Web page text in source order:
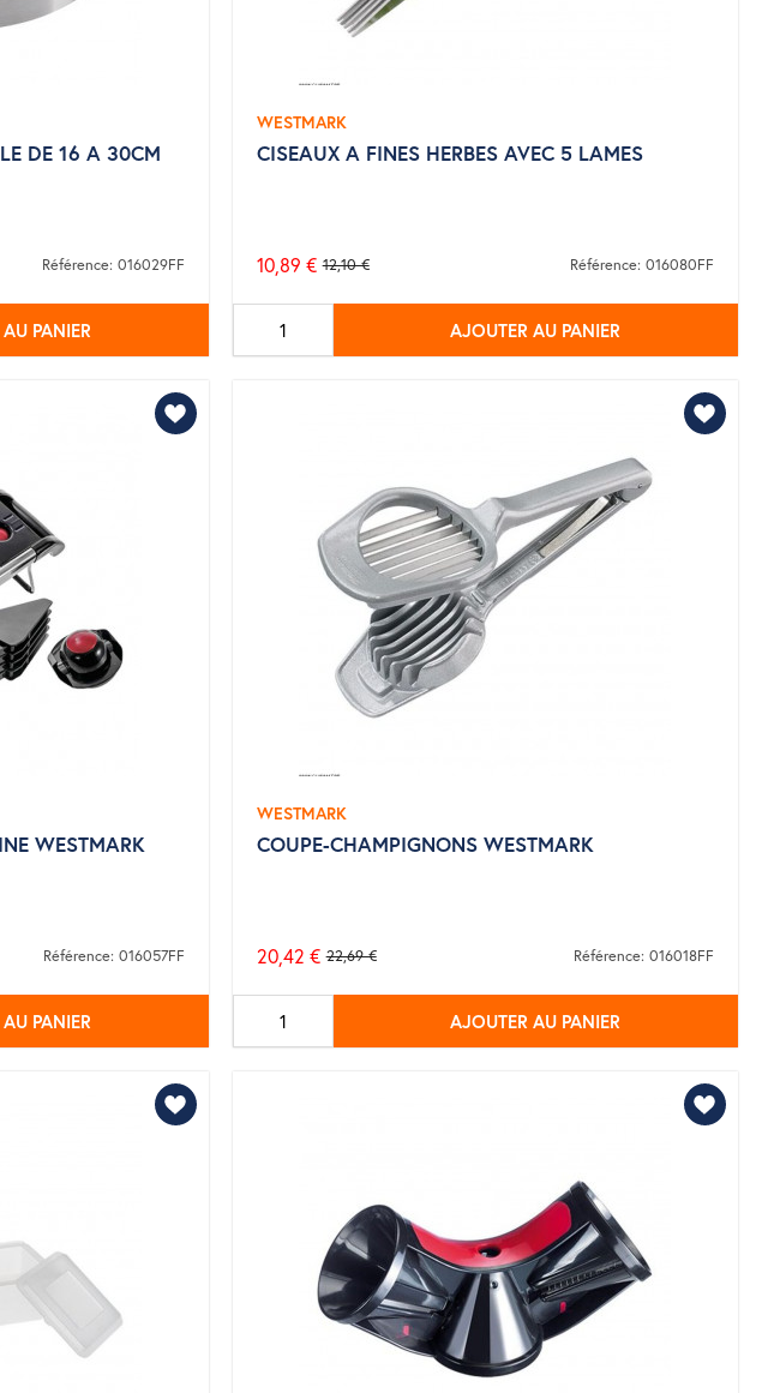
DE 16 A 30CM
Référence: 016029FF
PANIER
WESTMARK
CISEAUX A FINES HERBES AVEC 5 LAMES
Prix
de
base
12,10 €
10,89 € Référence: 016080FF
AJOUTER AU PANIER
WESTMARK
Référence: 016057FF
PANIER
WESTMARK
COUPE-CHAMPIGNONS WESTMARK
Prix
de
base
22,69 €
20,42 € Référence: 016018FF
AJOUTER AU PANIER